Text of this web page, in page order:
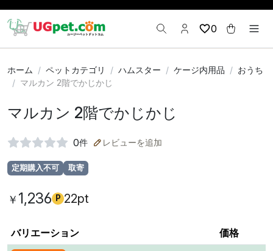
0
ホーム ペットカテゴリ ハムスター ケージ内用品
おうち
マルカン 2階でかじかじ
マルカン 2階でかじかじ
0件 レビューを追加
定期購入不可 取寄
￥ 1,236 P 22pt
バリエーション 価格